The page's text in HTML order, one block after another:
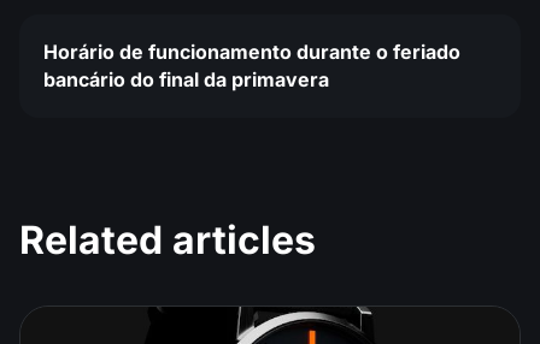
Horário de funcionamento durante o feriado
bancário do final da primavera
Related articles